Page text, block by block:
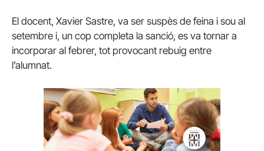
El docent, Xavier Sastre, va ser suspès de feina i sou al
setembre i, un cop completa la sanció, es va tornar a
incorporar al febrer, tot provocant rebuig entre
l’alumnat.